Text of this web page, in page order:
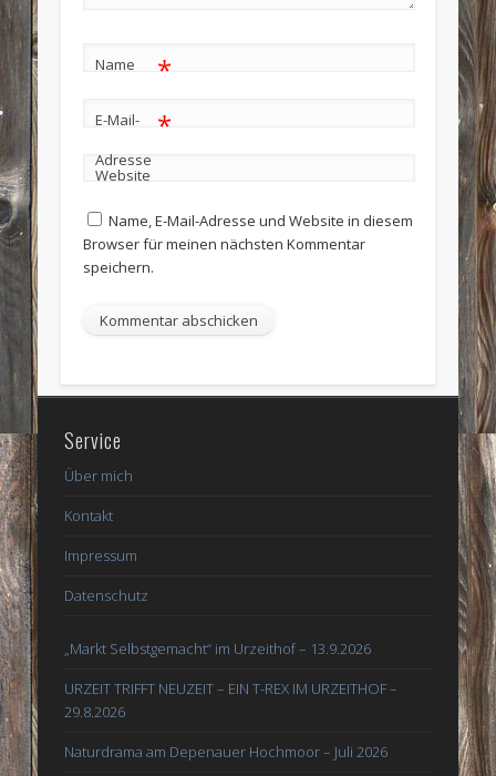
Name *
E-Mail-
Adresse
*
Website
Name, E-Mail-Adresse und Website in diesem
Browser für meinen nächsten Kommentar
speichern.
Service
Über mich
Kontakt
Impressum
Datenschutz
„Markt Selbstgemacht“ im Urzeithof – 13.9.2026
URZEIT TRIFFT NEUZEIT – EIN T-REX IM URZEITHOF –
29.8.2026
Naturdrama am Depenauer Hochmoor – Juli 2026